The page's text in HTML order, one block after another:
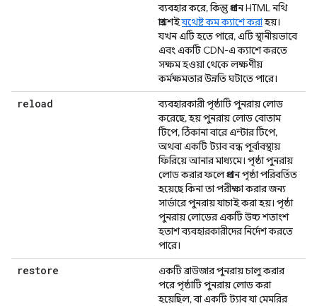
ব্যবহার করে, কিন্তু প্রধান HTML নথি
প্রায়শইযথেষ্ট কম ক্যাশে করাহয়।
যখন এটি হতে পারে, এটি স্থানীয়ভাবে
এবং একটি CDN-এ ক্যাশে করতে
সক্ষম হওয়া থেকে লক্ষণীয়
কর্মক্ষমতার উন্নতি ঘটাতে পারে।
reload
ব্যবহারকারী পৃষ্ঠাটি পুনরায় লোড
করেছে, হয় পুনরায় লোড বোতাম
টিপে, ঠিকানা বারে এন্টার টিপে,
অথবা একটি ট্যাব বন্ধ পূর্বাবস্থায়
ফিরিয়ে আনার মাধ্যমে। পৃষ্ঠা পুনরায়
লোড করার ফলে প্রধান পৃষ্ঠা পরিবর্তিত
হয়েছে কিনা তা পরীক্ষা করার জন্য
সার্ভারে পুনরায় যাচাই করা হয়। পৃষ্ঠা
পুনরায় লোডের একটি উচ্চ শতাংশ
হতাশ ব্যবহারকারীদের নির্দেশ করতে
পারে।
restore
একটি ব্রাউজার পুনরায় চালু করার
পরে পৃষ্ঠাটি পুনরায় লোড করা
হয়েছিল, বা একটি ট্যাব যা মেমরির